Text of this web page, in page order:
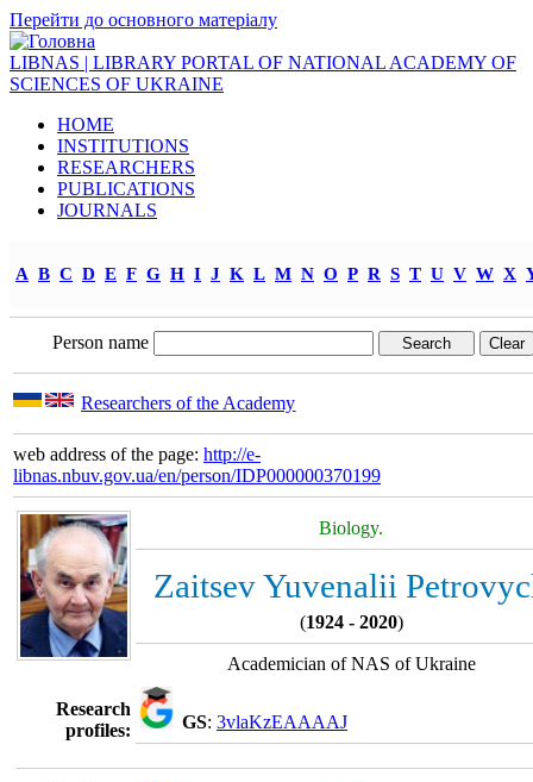
Перейти до основного матеріалу
LIBNAS | LIBRARY PORTAL OF NATIONAL ACADEMY OF
SCIENCES OF UKRAINE
HOME
INSTITUTIONS
RESEARCHERS
PUBLICATIONS
JOURNALS
A B C D E F G H I J K L M N O P R S T U V W X
Person name
Researchers of the Academy
web address of the page: http://e-
libnas.nbuv.gov.ua/en/person/IDP000000370199
Biology.
Zaitsev Yuvenalii
(1924 - 2020)
Academician of NAS of Ukraine
Research
profiles:
GS: 3vlaKzEAAAAJ